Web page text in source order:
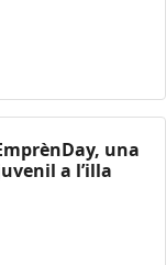
una
a l’illa